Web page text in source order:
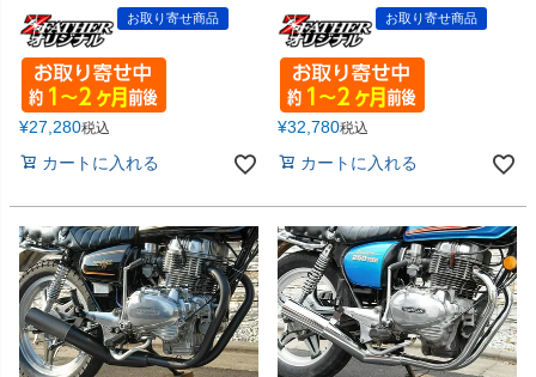
お取り寄せ商品
¥27,280税込
カートに入れる
お取り寄せ商品
¥32,780税込
カートに入れる